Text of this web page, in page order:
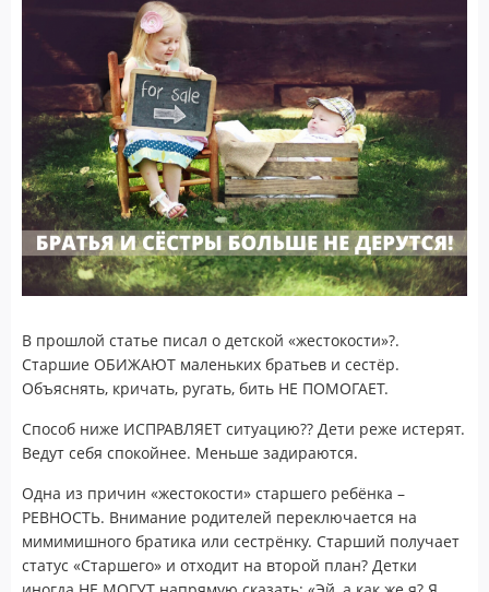
В прошлой статье писал о детской «жестокости»?.
Старшие ОБИЖАЮТ маленьких братьев и сестёр.
Объяснять, кричать, ругать, бить НЕ ПОМОГАЕТ.
Способ ниже ИСПРАВЛЯЕТ ситуацию?? Дети реже истерят.
Ведут себя спокойнее. Меньше задираются.
Одна из причин «жестокости» старшего ребёнка –
РЕВНОСТЬ. Внимание родителей переключается на
мимимишного братика или сестрёнку. Старший получает
статус «Старшего» и отходит на второй план? Детки